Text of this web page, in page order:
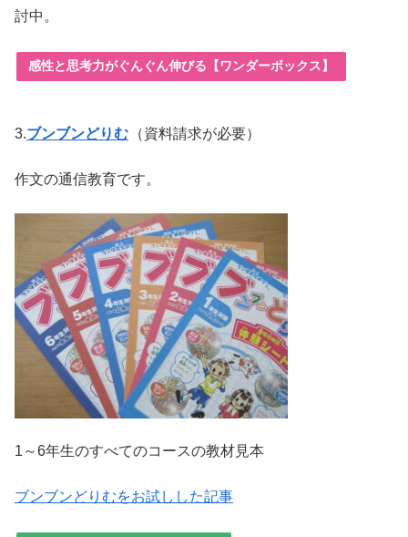
討中。
感性と思考力がぐんぐん伸びる【ワンダーボックス】
3.ブンブンどりむ （資料請求が必要）
作文の通信教育です。
1～6年生のすべてのコースの教材見本
ブンブンどりむをお試しした記事